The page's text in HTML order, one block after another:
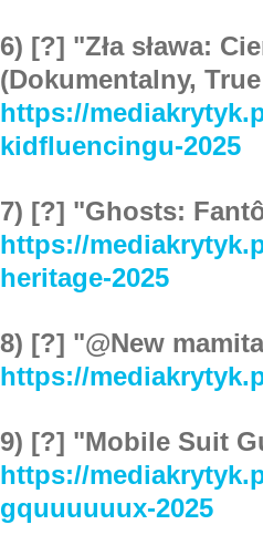
6) [?] "Zła sława:
(Dokumentalny,
https://
kidfluencingu-2025
7) [?] "Ghosts:
https://
heritage-2025
8) [?] "@New
https://
9) [?] "Mobile Suit
https://
gquuuuuux-2025